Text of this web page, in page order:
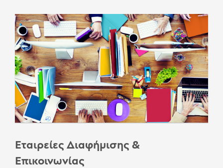
Εταιρείες Διαφήμισης &
Επικοινωνίας